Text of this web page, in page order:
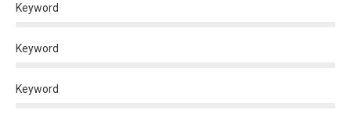
Keyword
Keyword
Keyword